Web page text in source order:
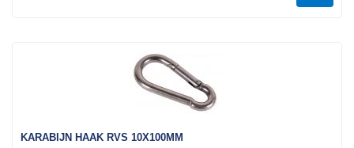
KARABIJN HAAK RVS 10X100MM